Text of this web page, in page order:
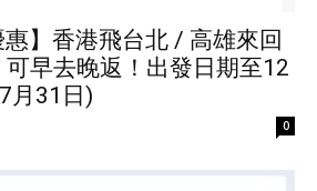
惠】香港飛台北 / 高雄來回
早去晚返！出發日期至12
月31日)
0